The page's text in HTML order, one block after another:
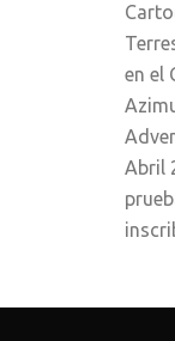
en el
Abril